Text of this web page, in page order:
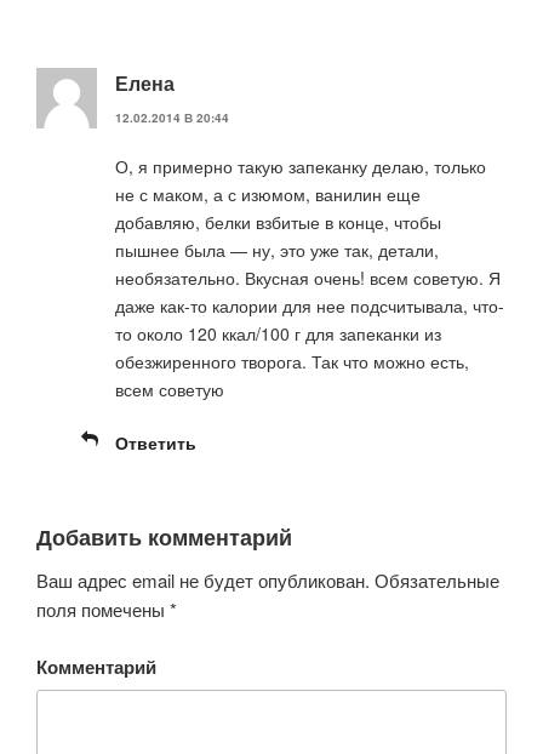
Елена
12.02.2014 В 20:44
О, я примерно такую запеканку делаю, только
не с маком, а с изюмом, ванилин еще
добавляю, белки взбитые в конце, чтобы
пышнее была — ну, это уже так, детали,
необязательно. Вкусная очень! всем советую. Я
даже как-то калории для нее подсчитывала, что-
то около 120 ккал/100 г для запеканки из
обезжиренного творога. Так что можно есть,
всем советую
Ответить
Добавить комментарий
Ваш адрес email не будет опубликован. Обязательные
поля помечены *
Комментарий